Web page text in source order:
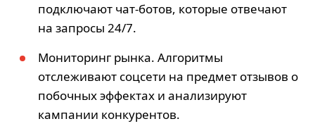
подключают чат-ботов, которые отвечают
на запросы 24/7.
Мониторинг рынка. Алгоритмы
отслеживают соцсети на предмет отзывов о
побочных эффектах и анализируют
кампании конкурентов.